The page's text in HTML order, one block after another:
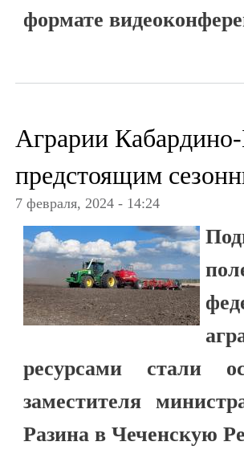
формате
Аграрии
предстоящим
7 февраля, 2024 - 14:24
ресурсами стали
заместителя
Разина в Чеченскую